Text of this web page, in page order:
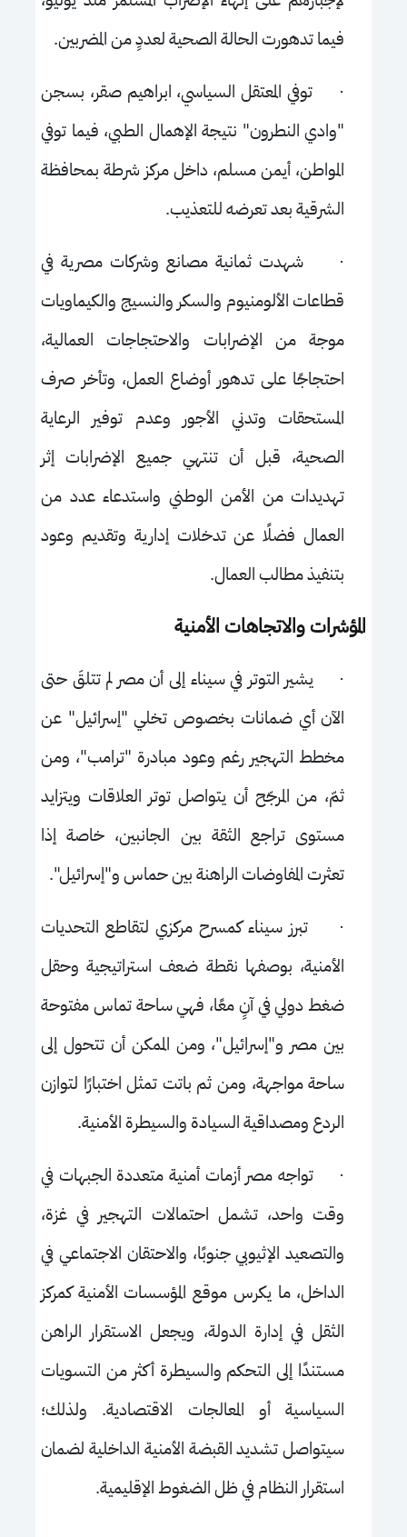
فيما تدهورت الحالة الصحية لعددٍ من المضربين.
· توفي المعتقل السياسي، ابراهيم صقر، بسجن
"وادي النطرون" نتيجة الإهمال الطبي، فيما توفي
المواطن، أيمن مسلم، داخل مركز شرطة بمحافظة
الشرقية بعد تعرضه للتعذيب.
·شهدت ثمانية مصانع وشركات مصرية في
قطاعات الألومنيوم والسكر والنسيج والكيماويات
موجة من الإضرابات والاحتجاجات العمالية،
احتجاجًا على تدهور أوضاع العمل، وتأخر صرف
المستحقات وتدني الأجور وعدم توفير الرعاية
الصحية، قبل أن تنتهي جميع الإضرابات إثر
تهديدات من الأمن الوطني واستدعاء عدد من
العمال فضلًا عن تدخلات إدارية وتقديم وعود
بتنفيذ مطالب العمال.
المؤشرات والاتجاهات الأمنية
· يشير التوتر في سيناء إلى أن مصر لم تتلقَ حتى
الآن أي ضمانات بخصوص تخلي "إسرائيل" عن
مخطط التهجير رغم وعود مبادرة "ترامب"، ومن
ثمّ، من المرجّح أن يتواصل توتر العلاقات ويتزايد
مستوى تراجع الثقة بين الجانبين، خاصة إذا
تعثرت المفاوضات الراهنة بين حماس و"إسرائيل".
·تبرز سيناء كمسرح مركزي لتقاطع التحديات
الأمنية، بوصفها نقطة ضعف استراتيجية وحقل
ضغط دولي في آنٍ معًا، فهي ساحة تماس مفتوحة
بين مصر و"إسرائيل"، ومن الممكن أن تتحول إلى
ساحة مواجهة، ومن ثم باتت تمثل اختبارًا لتوازن
الردع ومصداقية السيادة والسيطرة الأمنية.
·تواجه مصر أزمات أمنية متعددة الجبهات في
وقت واحد، تشمل احتمالات التهجير في غزة،
والتصعيد الإثيوبي جنوبًا، والاحتقان الاجتماعي في
الداخل، ما يكرس موقع المؤسسات الأمنية كمركز
الثقل في إدارة الدولة، ويجعل الاستقرار الراهن
مستندًا إلى التحكم والسيطرة أكثر من التسويات
السياسية أو المعالجات الاقتصادية. ولذلك؛
سيتواصل تشديد القبضة الأمنية الداخلية لضمان
استقرار النظام في ظل الضغوط الإقليمية.